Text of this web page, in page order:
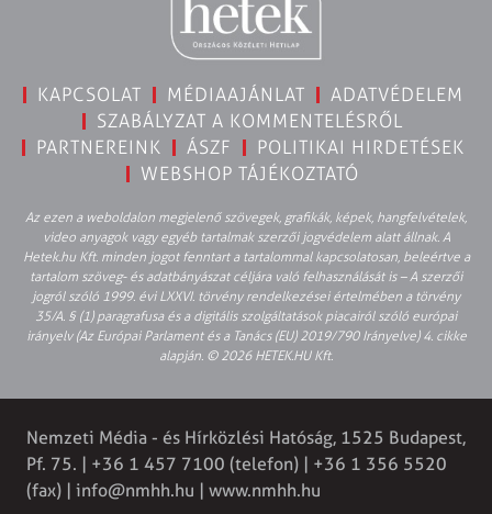
KAPCSOLAT MÉDIAAJÁNLAT
ADATVÉDELEM
SZABÁLYZAT A KOMMENTELÉSRŐL
PARTNEREINK
ÁSZF
POLITIKAI HIRDETÉSEK
WEBSHOP TÁJÉKOZTATÓ
Az ezen a weboldalon megjelenő szövegek, grafikák, képek, hangfelvételek,
video anyagok vagy egyéb tartalmak szerzői jogvédelem alatt állnak. A
Hetek.hu Kft. minden jogot fenntart a tartalommal kapcsolatosan, beleértve a
tartalom szöveg- és adatbányászat céljára való felhasználását is – A szerzői
jogról szóló 1999. évi LXXVI. törvény rendelkezései értelmében a törvény
35/A. § (1) paragrafusa és a digitális szolgáltatások piacairól szóló európai
irányelv (Az Európai Parlament és a Tanács (EU) 2019/790 Irányelve) 4. cikke
alapján. © 2026 HETEK.HU Kft.
Nemzeti Média - és Hírközlési Hatóság, 1525 Budapest,
Pf. 75. | +36 1 457 7100 (telefon) | +36 1 356 5520
(fax) | info@nmhh.hu | www.nmhh.hu